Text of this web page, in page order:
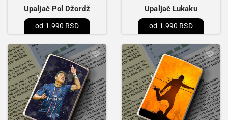
Upaljač Pol Džordž
1.990 RSD
Upaljač Lukaku
1.990 RSD